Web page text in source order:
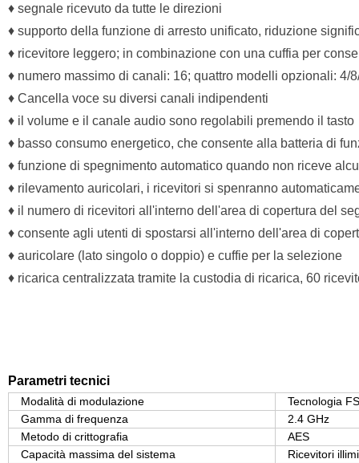
♦ segnale ricevuto da tutte le direzioni
♦ supporto della funzione di arresto unificato, riduzione
♦ ricevitore leggero; in combinazione con una cuffia per
♦ numero massimo di canali: 16; quattro modelli opzionali: 4/
♦ Cancella voce su diversi canali indipendenti
♦ il volume e il canale audio sono regolabili premendo il tasto
♦ basso consumo energetico, che consente alla batteria di
♦ funzione di spegnimento automatico quando non riceve
♦ rilevamento auricolari, i ricevitori si spenranno
♦ il numero di ricevitori all'interno dell'area di copertura del
♦ consente agli utenti di spostarsi all'interno dell'area di
♦ auricolare (lato singolo o doppio) e cuffie per la selezione
♦ ricarica centralizzata tramite la custodia di ricarica, 60
Parametri tecnici
Modalità di modulazione
Tecnologia
Gamma di frequenza
2.4 GHz
Metodo di crittografia
AES
Capacità massima del sistema
Ricevitori